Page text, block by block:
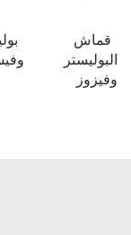
قماش
البوليستر
وفيزوز